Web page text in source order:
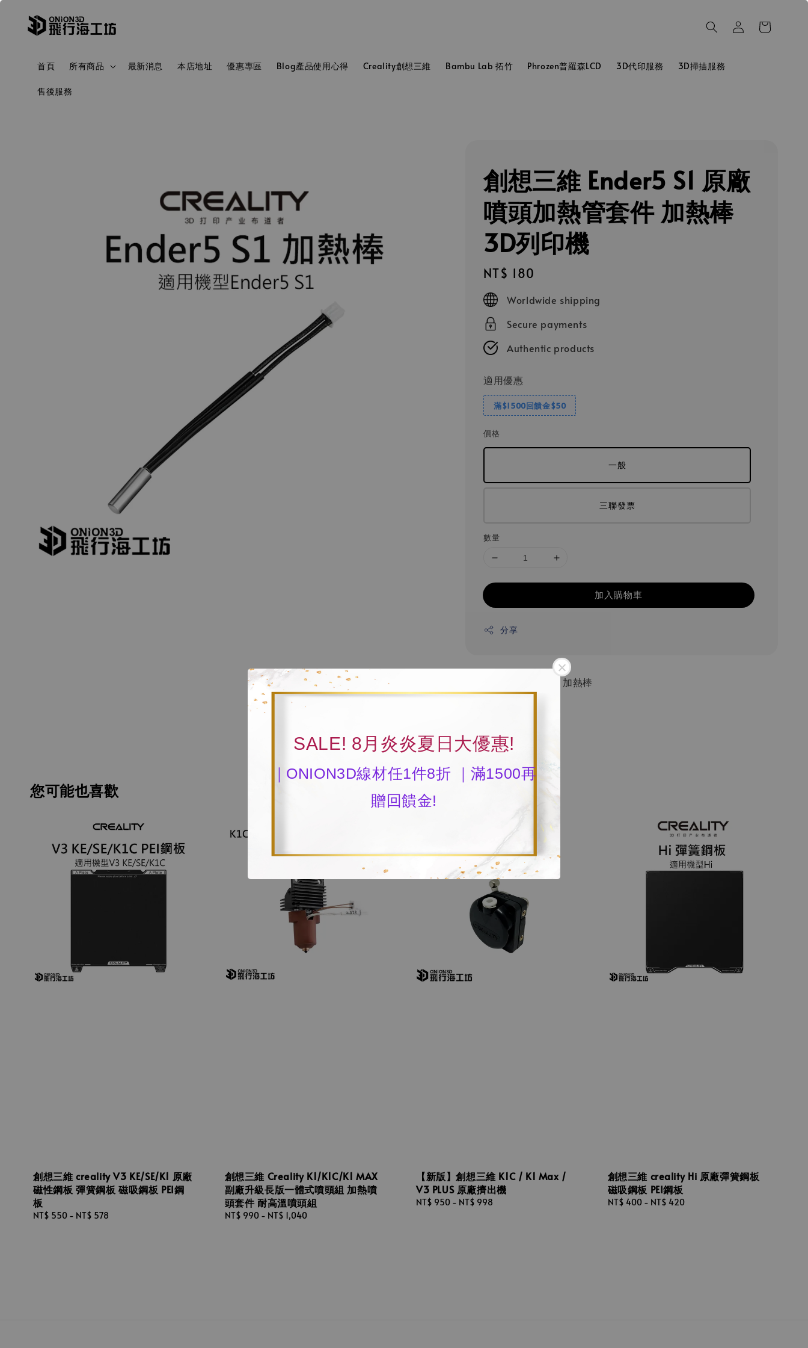
SALE! 8月炎炎夏日大優惠!
｜ONION3D線材任1件8折 ｜滿1500再
贈回饋金!
首頁 所有商品 最新消息 本店地址 優惠專區 Blog產品使用心得 Creality創想三維 Bambu Lab 拓竹 Phrozen普羅森LCD 3D代印服務 3D掃描服務
售後服務
創想三維 Ender5 S1 原廠
噴頭加熱管套件 加熱棒
3D列印機
Regular
price
NT$ 180
Worldwide shipping
Secure payments
Authentic products
適用優惠
滿$1500回饋金$50
價格
一般
三聯發票
數量
加入購物車
分享
產品名稱：Ender5 S1 加熱棒
適用機型：Ender5 S1
您可能也喜歡
創想三維 creality V3 KE/SE/K1 原廠
磁性鋼板 彈簧鋼板 磁吸鋼板 PEI鋼
板
Regular
NT$ 550 - NT$ 578
創想三維 Creality K1/K1C/K1 MAX
副廠升級長版一體式噴頭組 加熱噴
頭套件 耐高溫噴頭組
Regular
NT$ 990- NT$ 1,040
【新版】創想三維 K1C / K1 Max /
V3 PLUS 原廠擠出機
Regular
NT$ 950 - NT$ 998
創想三維 creality Hi 原廠彈簧鋼板
磁吸鋼板 PEI鋼板
Regular
NT$ 400- NT$ 420